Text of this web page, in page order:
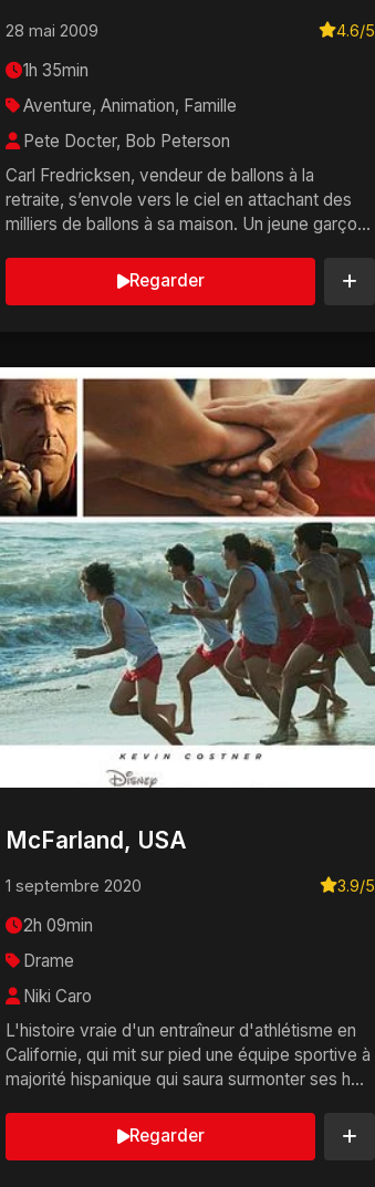
28 mai 2009 4.6/5
1h 35min
Aventure, Animation, Famille
Pete Docter, Bob Peterson
Carl Fredricksen, vendeur de ballons à la
retraite, s’envole vers le ciel en attachant des
milliers de ballons à sa maison. Un jeune garçon
Regarder
McFarland, USA
1 septembre 2020 3.9/5
2h 09min
Drame
Niki Caro
L'histoire vraie d'un entraîneur d'athlétisme en
Californie, qui mit sur pied une équipe sportive à
majorité hispanique qui saura surmonter ses h...
Regarder